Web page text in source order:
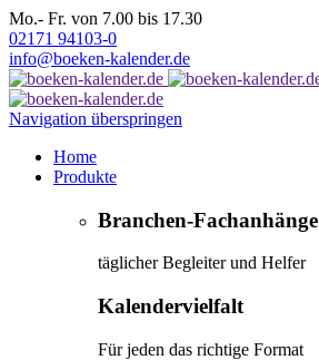
Mo.- Fr. von 7.00 bis 17.30
02171 94103-0
info@boeken-kalender.de
Navigation überspringen
Home
Produkte
Branchen-Fachanhänge
täglicher Begleiter und Helfer
Kalendervielfalt
Für jeden das richtige Format